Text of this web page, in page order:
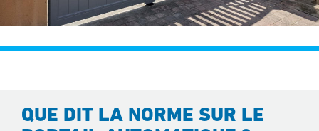
QUE DIT LA NORME SUR LE